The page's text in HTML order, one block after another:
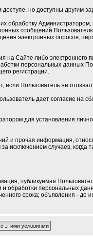
но доступны другим
сообщений
электронных опросов,
Сайте либо электронного
персональных данных
регистрации.
Пользователь не отозвал
дает согласие на
для установления
и прочая информация,
исключением случаев, когда
публикуемая
обработки персональных
срока; объявления - до